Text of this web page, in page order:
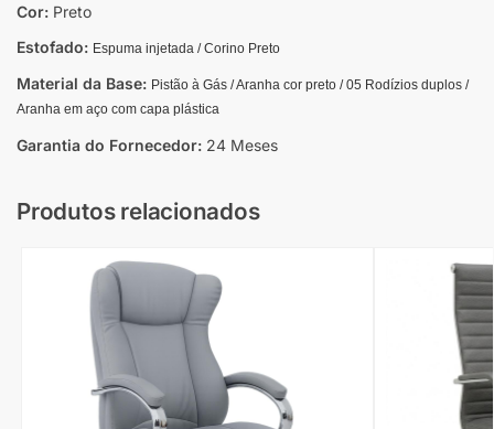
Cor: Preto
Estofado: Espuma injetada / Corino Preto
Material da Base: Pistão à Gás / Aranha cor preto / 05 Rodízios duplos /
Aranha em aço com capa plástica
Garantia do Fornecedor: 24 Meses
Produtos relacionados